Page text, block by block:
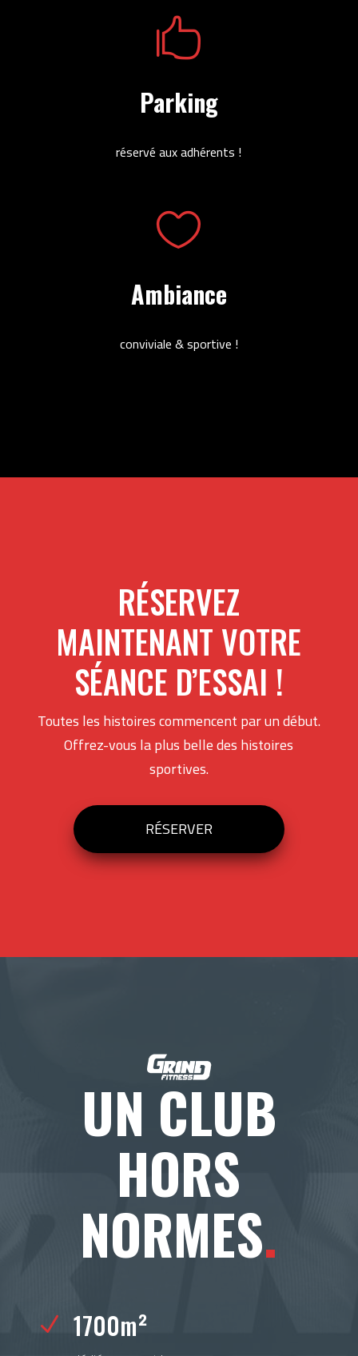

Parking
réservé aux adhérents !

Ambiance
conviviale & sportive !
RÉSERVEZ
MAINTENANT VOTRE
SÉANCE D’ESSAI !
Toutes les histoires commencent par un début.
Offrez-vous la plus belle des histoires
sportives.
RÉSERVER
UN CLUB
HORS
NORMES.
N 1700m²